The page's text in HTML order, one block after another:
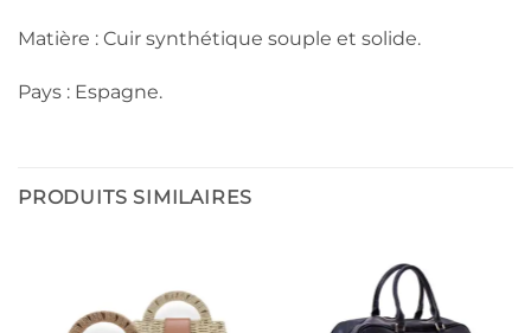
Matière : Cuir synthétique souple et solide.
Pays : Espagne.
PRODUITS SIMILAIRES